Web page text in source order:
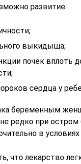
развитие:
выкидыша;
почек вплоть
сердца у
беременным
редко при
в условиях
что лекарство